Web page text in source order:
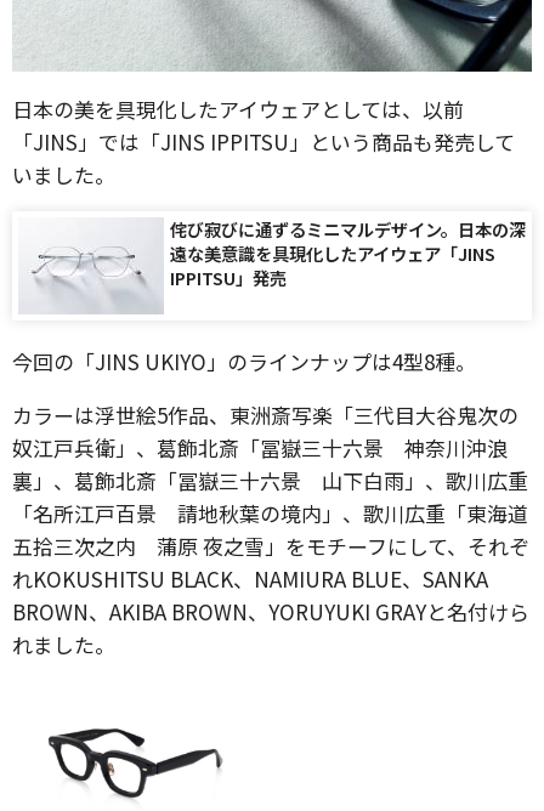
日本の美を具現化したアイウェアとしては、以前
「JINS」では「JINS IPPITSU」という商品も発売して
いました。
侘び寂びに通ずるミニマルデザイン。日本の深
遠な美意識を具現化したアイウェア「JINS
IPPITSU」発売
今回の「JINS UKIYO」のラインナップは4型8種。
カラーは浮世絵5作品、東洲斎写楽「三代目大谷鬼次の
奴江戸兵衛」、葛飾北斎「冨嶽三十六景 神奈川沖浪
裏」、葛飾北斎「冨嶽三十六景 山下白雨」、歌川広重
「名所江戸百景 請地秋葉の境内」、歌川広重「東海道
五拾三次之内 蒲原 夜之雪」をモチーフにして、それぞ
れKOKUSHITSU BLACK、NAMIURA BLUE、SANKA
BROWN、AKIBA BROWN、YORUYUKI GRAYと名付けら
れました。